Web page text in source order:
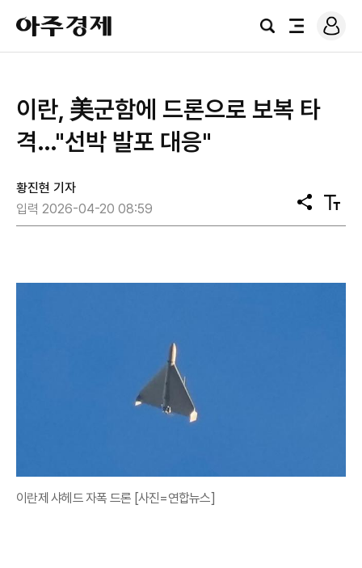
아
주
경
검
전
로
그
이란, 美군함에 드론으로 보복 타
격…"선박 발포 대응"
황진현 기자
입력 2026-04-20 08:59
공
유
텍
스
이란제 샤헤드 자폭 드론 [사진=연합뉴스]